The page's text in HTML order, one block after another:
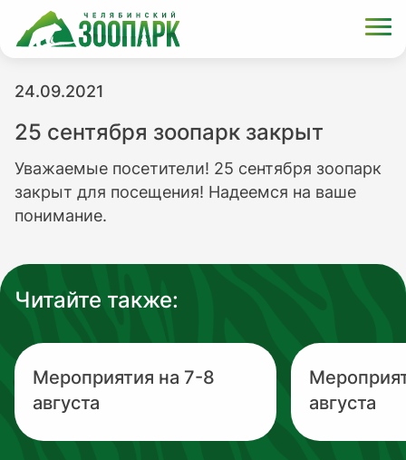
24.09.2021
25 сентября зоопарк закрыт
Уважаемые посетители! 25 сентября зоопарк
закрыт для посещения! Надеемся на ваше
понимание.
Читайте также:
Мероприятия на 7-8
августа
августа